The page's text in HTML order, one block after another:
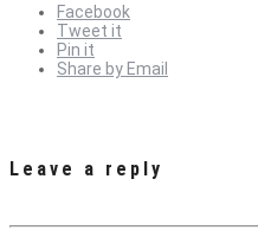
Facebook
Tweet it
Pin it
Share by Email
Leave a reply